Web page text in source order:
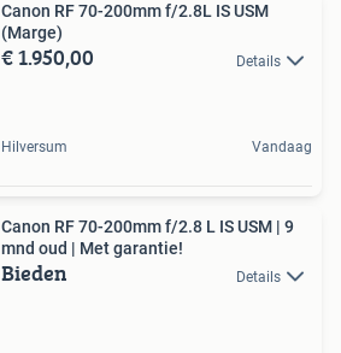
Canon RF 70-200mm f/2.8L IS USM
(Marge)
€ 1.950,00 Details
Hilversum Vandaag
Canon RF 70-200mm f/2.8 L IS USM | 9
mnd oud | Met garantie!
Bieden Details